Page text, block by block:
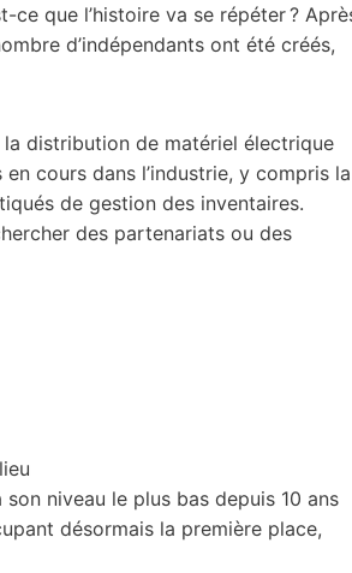
que l’histoire va se répéter ?
d’indépendants ont été créés,
la distribution de matériel électrique
cours dans l’industrie, y compris la
de gestion des inventaires.
des partenariats ou des
niveau le plus bas depuis 10 ans
désormais la première place,